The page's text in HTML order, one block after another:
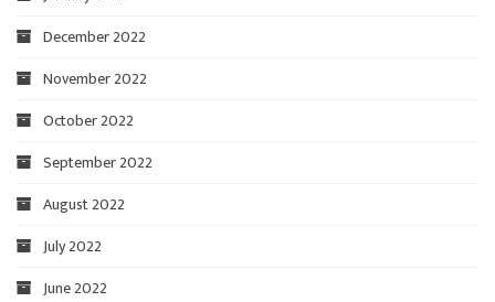
December 2022
November 2022
October 2022
September 2022
August 2022
July 2022
June 2022